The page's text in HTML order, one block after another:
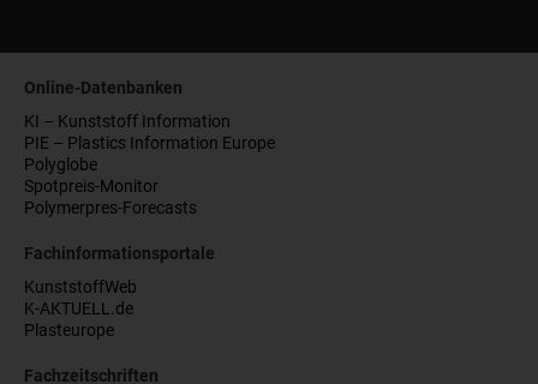
Online-Datenbanken
KI – Kunststoff Information
PIE – Plastics Information Europe
Polyglobe
Spotpreis-Monitor
Polymerpres-Forecasts
Fachinformationsportale
KunststoffWeb
K-AKTUELL.de
Plasteurope
Fachzeitschriften